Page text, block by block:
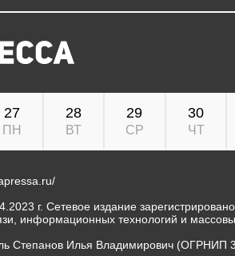
27
ПН
28
ВТ
29
СР
30
ЧТ
г. Сетевое издание
информационных технологий и
Степанов Илья Владимирович (ОГРНИП